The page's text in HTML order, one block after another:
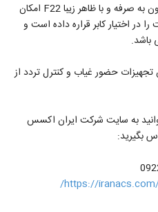
دستگاه حضور و غیاب اقتصادی و مقرون به صرفه و با ظاهر زیبا F22 امکان
در اختیار کابر قراره داده است و
باشد.
حضور غیاب و کنترل تردد از
به سایت شرکت ایران اکسس
بگیرید:
https://